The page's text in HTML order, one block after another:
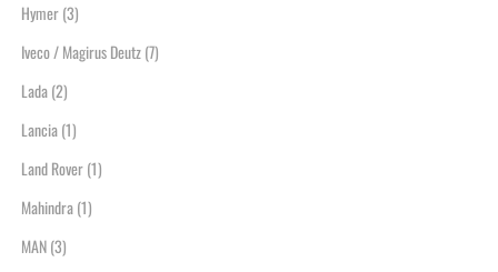
Hymer(3)
Iveco / Magirus Deutz(7)
Lada(2)
Lancia(1)
Land Rover(1)
Mahindra(1)
MAN(3)